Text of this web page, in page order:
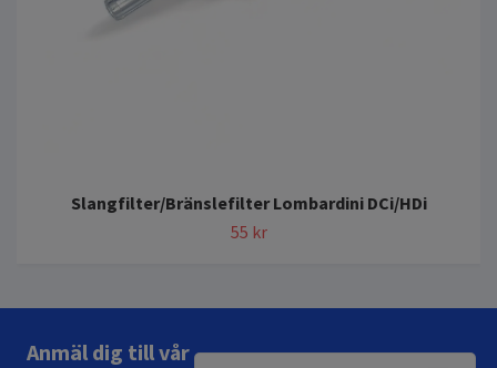
Slangfilter/Bränslefilter Lombardini DCi/HDi
55 kr
Anmäl dig till vår